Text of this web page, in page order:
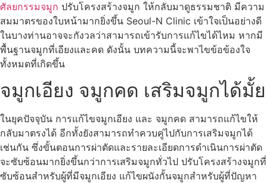
ศัลยกรรมจมูก ปรับโครงสร้างจมูก ให้กลับมาดูธรรมชาติ มีความ
สมมาตรของใบหน้ามากยิ่งขึ้น Seoul-N Clinic เข้าใจเป็นอย่างดี
ในบางท่านอาจจะกังวลว่าสามารถเข้ารับการแก้ไขได้ไหม หากมี
พื้นฐานจมูกที่เอียงและคด ดังนั้น บทความนี้จะพาไขข้อข้องใจ
ทั้งหมดที่เกิดขึ้น
จมูกเอียง จมูกคด เสริมจมูกได้มั้ย
ในยุคปัจจุบัน การแก้ไขจมูกเอียง และ จมูกคด สามารถแก้ไขให้
กลับมาตรงได้ อีกทั้งยังสามารถทำควบคู่ไปกับการเสริมจมูกได้
เช่นกัน ซึ่งขั้นตอนการผ่าตัดและรายละเอียดการดำเนินการผ่าตัด
จะซับซ้อนมากยิ่งขึ้นกว่าการเสริมจมูกทั่วไป ปรับโครงสร้างจมูกที่
ซับซ้อนสำหรับผู้ที่มีจมูกเอียง แก้ไขผนังกั้นจมูกสำหรับผู้ที่ปัญหา